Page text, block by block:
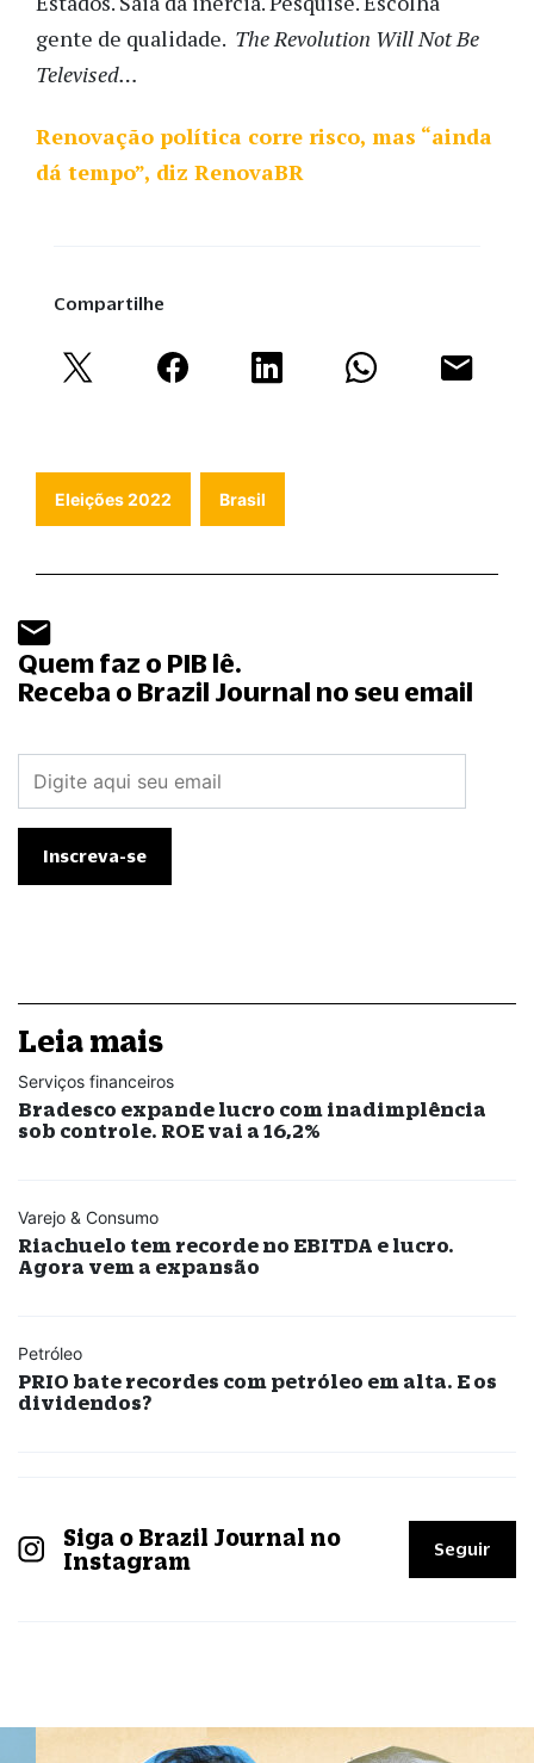
gente de qualidade. The Revolution Will Not Be
Televised…
Renovação política corre risco, mas “ainda
dá tempo”, diz RenovaBR
Compartilhe
Eleições 2022 Brasil
Quem faz o PIB lê.
Receba o Brazil Journal no seu email
Leia mais
Serviços financeiros
Bradesco expande lucro com inadimplência
sob controle. ROE vai a 16,2%
Varejo & Consumo
Riachuelo tem recorde no EBITDA e lucro.
Agora vem a expansão
Petróleo
PRIO bate recordes com petróleo em alta. E os
dividendos?
Siga o Brazil Journal no
Instagram
Seguir